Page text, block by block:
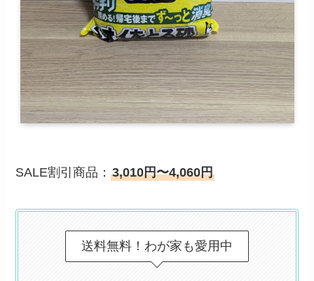
SALE割引商品：3,010円〜4,060円
送料無料！わが家も愛用中